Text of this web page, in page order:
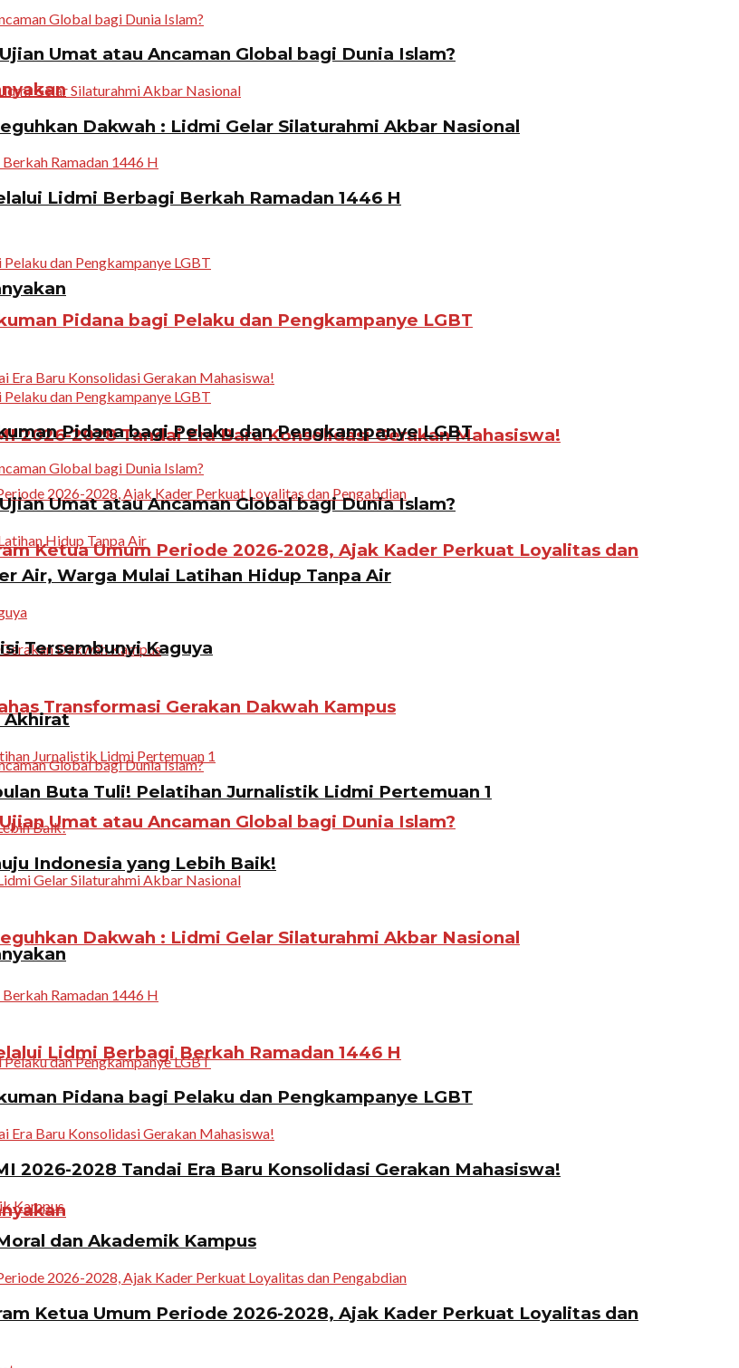
Pidana bagi Pelaku dan Pengkampanye LGBT
2026-2028 Tandai Era Baru Konsolidasi Gerakan Mahasiswa!
Ketua Umum Periode 2026-2028, Ajak Kader Perkuat Loyalitas dan
Transformasi Gerakan Dakwah Kampus
Umat atau Ancaman Global bagi Dunia Islam?
Dakwah : Lidmi Gelar Silaturahmi Akbar Nasional
Lidmi Berbagi Berkah Ramadan 1446 H
Umat atau Ancaman Global bagi Dunia Islam?
Dakwah : Lidmi Gelar Silaturahmi Akbar Nasional
Lidmi Berbagi Berkah Ramadan 1446 H
Pidana bagi Pelaku dan Pengkampanye LGBT
Umat atau Ancaman Global bagi Dunia Islam?
Air, Warga Mulai Latihan Hidup Tanpa Air
Tersembunyi Kaguya
Akhirat
Buta Tuli! Pelatihan Jurnalistik Lidmi Pertemuan 1
Indonesia yang Lebih Baik!
Pidana bagi Pelaku dan Pengkampanye LGBT
2026-2028 Tandai Era Baru Konsolidasi Gerakan Mahasiswa!
dan Akademik Kampus
Ketua Umum Periode 2026-2028, Ajak Kader Perkuat Loyalitas dan